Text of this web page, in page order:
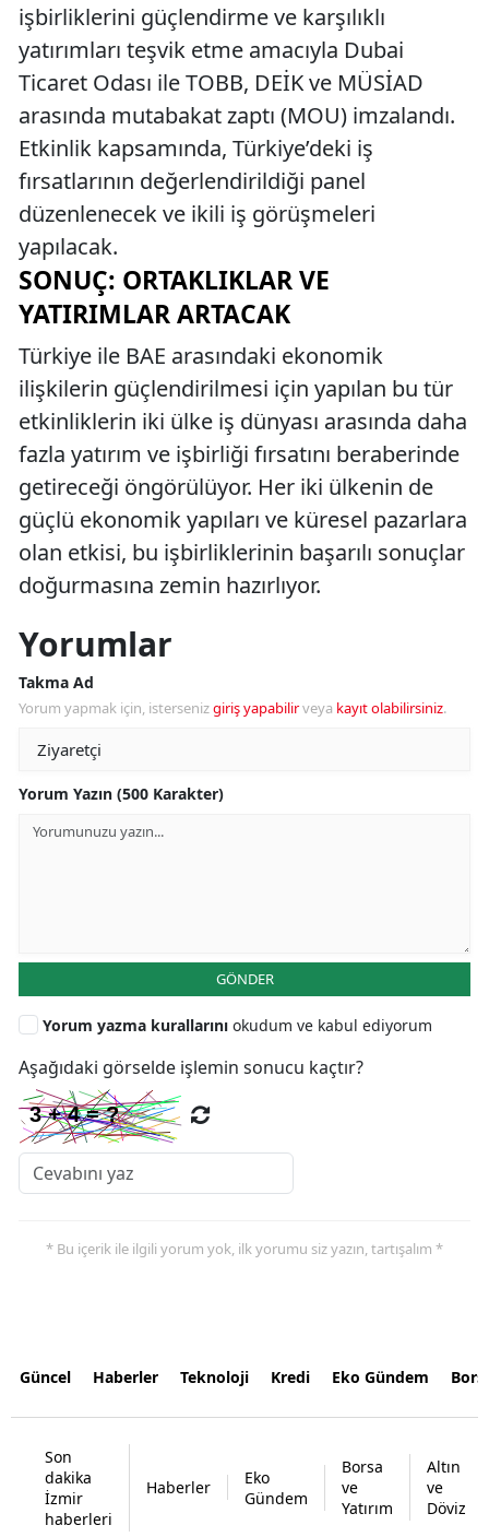
işbirliklerini güçlendirme ve karşılıklı
yatırımları teşvik etme amacıyla Dubai
Ticaret Odası ile TOBB, DEİK ve MÜSİAD
arasında mutabakat zaptı (MOU) imzalandı.
Etkinlik kapsamında, Türkiye’deki iş
fırsatlarının değerlendirildiği panel
düzenlenecek ve ikili iş görüşmeleri
yapılacak.
SONUÇ: ORTAKLIKLAR VE
YATIRIMLAR ARTACAK
Türkiye ile BAE arasındaki ekonomik
ilişkilerin güçlendirilmesi için yapılan bu tür
etkinliklerin iki ülke iş dünyası arasında daha
fazla yatırım ve işbirliği fırsatını beraberinde
getireceği öngörülüyor. Her iki ülkenin de
güçlü ekonomik yapıları ve küresel pazarlara
olan etkisi, bu işbirliklerinin başarılı sonuçlar
doğurmasına zemin hazırlıyor.
Yorumlar
Takma Ad
Yorum yapmak için, istersenizgiriş yapabilirveya kayıt olabilirsiniz.
Yorum Yazın (500 Karakter)
GÖNDER
Yorum yazma kurallarını okudum ve kabul ediyorum
Aşağıdaki görselde işlemin sonucu kaçtır?
* Bu içerik ile ilgili yorum yok, ilk yorumu siz yazın, tartışalım *
Güncel Haberler Teknoloji Kredi Eko Gündem
Son
dakika
İzmir
haberleri
Haberler
Eko
Gündem
Borsa
ve
Yatırım
Altın
ve
Döviz